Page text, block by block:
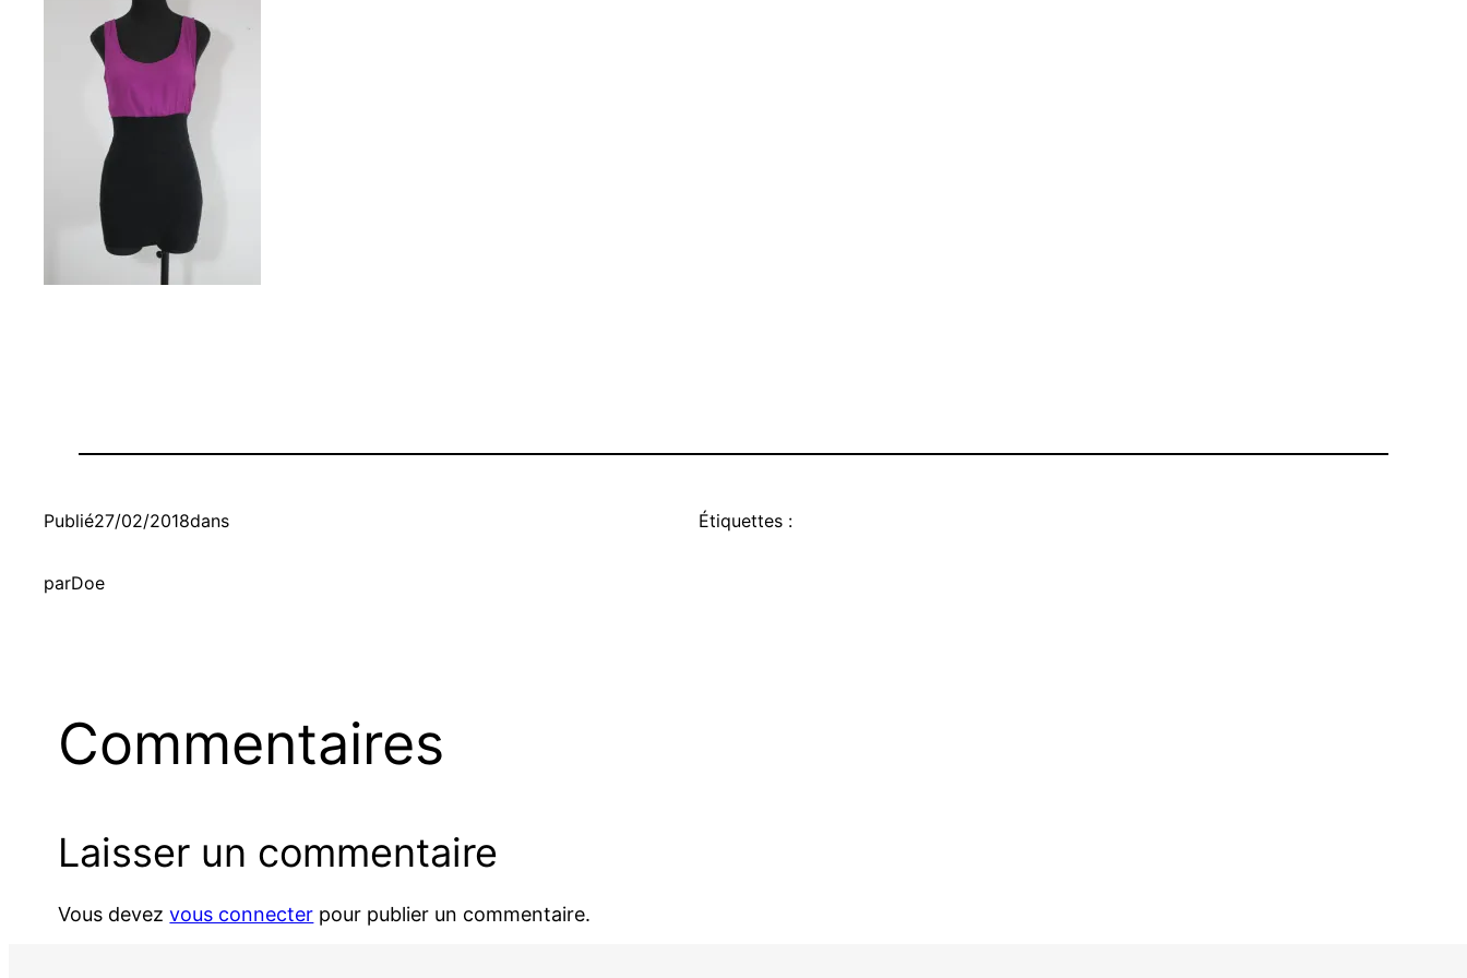
Publié27/02/2018dans
parDoe
Étiquettes :
Commentaires
Laisser un commentaire
Vous devezvous connecter pour publier un commentaire.